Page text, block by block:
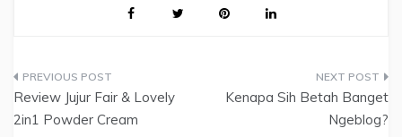
Navigasi
pos
Review Jujur Fair & Lovely
2in1 Powder Cream
Kenapa Sih Betah Banget
Ngeblog?